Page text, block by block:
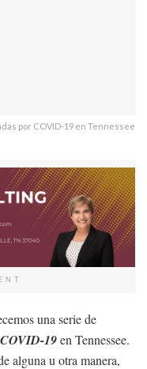
por COVID-19 en Tennessee
una serie de
COVID-19en Tennessee.
alguna u otra manera,